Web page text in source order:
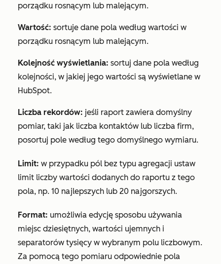
porządku rosnącym lub malejącym.
Wartość: sortuje dane pola według wartości w
porządku rosnącym lub malejącym.
Kolejność wyświetlania: sortuj dane pola według
kolejności, w jakiej jego wartości są wyświetlane w
HubSpot.
Liczba rekordów: jeśli raport zawiera domyślny
pomiar, taki jak liczba kontaktów lub liczba firm,
posortuj pole według tego domyślnego wymiaru.
Limit: w przypadku pól bez typu agregacji ustaw
limit liczby wartości dodanych do raportu z tego
pola, np. 10 najlepszych lub 20 najgorszych.
Format: umożliwia edycję sposobu używania
miejsc dziesiętnych, wartości ujemnych i
separatorów tysięcy w wybranym polu liczbowym.
Za pomocą tego pomiaru odpowiednie pola